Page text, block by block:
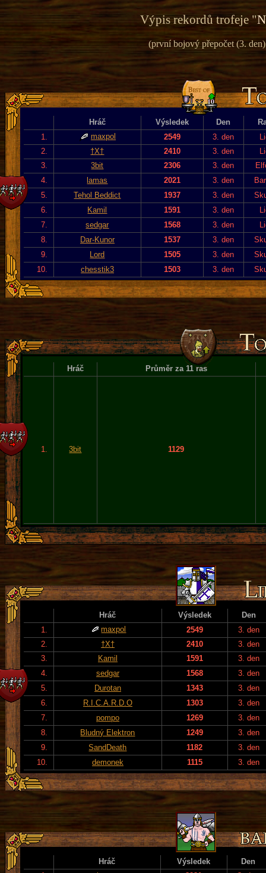
Výpis rekordů trofeje "
(první bojový přepočet (3.
Hráč Výsledek Den
1.
maxpol 2549 3. den
2.
†X† 2410 3. den
3.
3bit 2306 3. den
4.
lamas 2021 3. den
5.
Tehol Beddict 1937 3. den
6.
Kamil 1591 3. den
7.
sedgar 1568 3. den
8.
Dar-Kunor 1537 3. den
9.
Lord 1505 3. den
10.
chesstik3 1503 3. den
Hráč Průměr za 11 ras
1. 3bit 1129
Hráč Výsledek
Den
1.
maxpol 2549
3. den
2.
†X† 2410
3. den
3.
Kamil 1591
3. den
4.
sedgar 1568
3. den
5.
Durotan 1343
3. den
6.
R.I.C.A.R.D.O 1303
3. den
7.
pompo 1269
3. den
8.
Bludný Elektron 1249
3. den
9.
SandDeath 1182
3. den
10.
demonek 1115 3. den
Hráč Výsledek
Den